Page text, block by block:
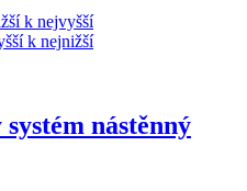
k nejvyšší
k nejnižší
nástěnný